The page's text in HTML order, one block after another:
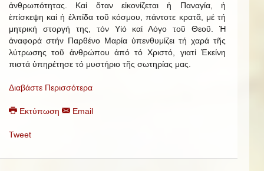
ἀνθρωπότητας. Καί ὅταν εἰκονίζεται ἡ Παναγία, ἡ
ἐπίσκεψη καί ἡ ἐλπίδα τοῦ κόσμου, πάντοτε κρατᾶ, μέ τή
μητρική στοργή της, τόν Υἱό καί Λόγο τοῦ Θεοῦ. Ἡ
ἀναφορά στήν Παρθένο Μαρία ὑπενθυμίζει τή χαρά τῆς
λύτρωσης τοῦ ἀνθρώπου ἀπό τό Χριστό, γιατί Ἐκείνη
πιστά ὑπηρέτησε τό μυστήριο τῆς σωτηρίας μας.
Διαβάστε Περισσότερα
Εκτύπωση Email
Tweet